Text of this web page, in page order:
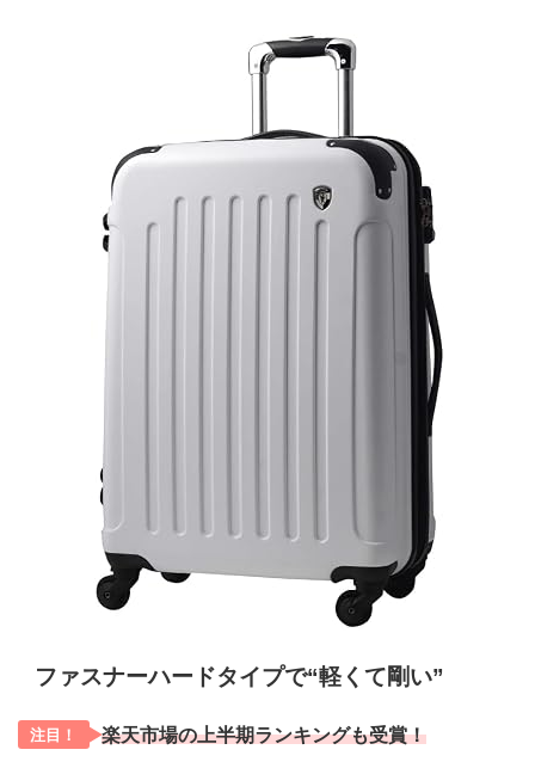
ファスナーハードタイプで“軽くて剛い”
注目！ 楽天市場の上半期ランキングも受賞！